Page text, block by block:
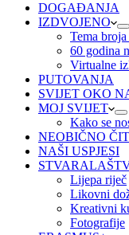
DOGAĐANJA
IZDVOJENO
Tema
60 godina
Virtualne
PUTOVANJA
SVIJET OKO
MOJ SVIJET
Kako se
NEOBIČNO
NAŠI USPJESI
Lijepa riječ
Likovni
Kreativni
Fotografije